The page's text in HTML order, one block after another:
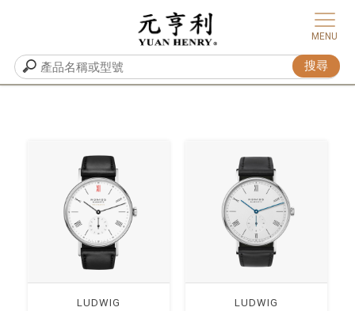
LUDWIG
LUDWIG